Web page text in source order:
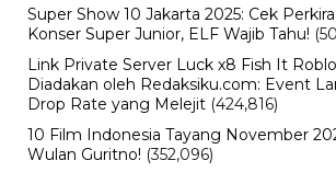
Viral
Fan ENHYPEN Meninggal Setelah
Dihujani Komentar Kebencian, Apa
yang Sebenarnya Terjadi?
Jumat, 7 Agu 2026 - 15:16 WIB